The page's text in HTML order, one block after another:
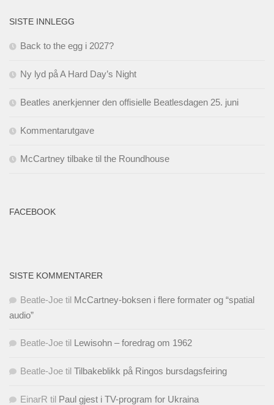
SISTE INNLEGG
Back to the egg i 2027?
Ny lyd på A Hard Day’s Night
Beatles anerkjenner den offisielle Beatlesdagen 25. juni
Kommentarutgave
McCartney tilbake til the Roundhouse
FACEBOOK
SISTE KOMMENTARER
Beatle-Joe til McCartney-boksen i flere formater og “spatial
audio”
Beatle-Joe til Lewisohn – foredrag om 1962
Beatle-Joe til Tilbakeblikk på Ringos bursdagsfeiring
EinarR til Paul gjest i TV-program for Ukraina